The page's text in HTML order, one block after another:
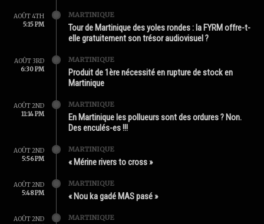
AOÛT 4TH
5:15 PM
MARTINIQUE
Tour de Martinique des yoles rondes : la FYRM offre-t-
elle gratuitement son trésor audiovisuel ?
AOÛT 3RD
6:30 PM
MARTINIQUE
Produit de 1ère nécessité en rupture de stock en
Martinique
AOÛT 2ND
11:14 PM
MARTINIQUE
En Martinique les pollueurs sont des ordures ? Non.
Des enculés-es !!!
AOÛT 2ND
5:56 PM
MARTINIQUE
« Mérine rivers to cross »
AOÛT 2ND
5:48 PM
MARTINIQUE
« Nou ka gadé MAS pasé »
AOÛT 2ND
MARTINIQUE